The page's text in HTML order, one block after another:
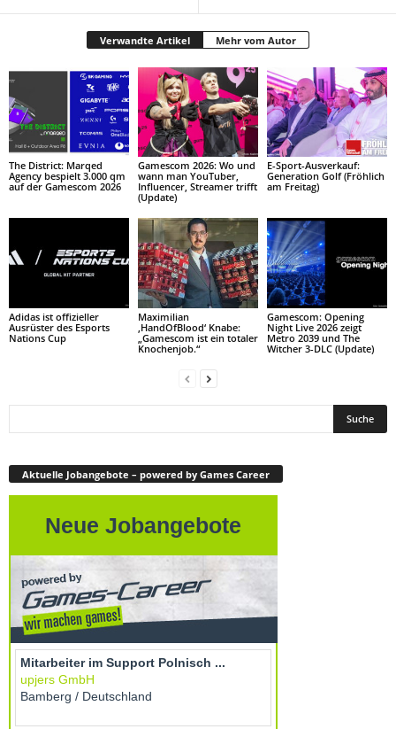
Verwandte Artikel Mehr vom Autor
The District: Marqed
Agency bespielt 3.000 qm
auf der Gamescom 2026
Gamescom 2026: Wo und
wann man YouTuber,
Influencer, Streamer trifft
(Update)
E-Sport-Ausverkauf:
Generation Golf (Fröhlich
am Freitag)
Adidas ist offizieller
Ausrüster des Esports
Nations Cup
Maximilian
‚HandOfBlood‘ Knabe:
„Gamescom ist ein totaler
Knochenjob.“
Gamescom: Opening
Night Live 2026 zeigt
Metro 2039 und The
Witcher 3-DLC (Update)
Aktuelle Jobangebote – powered by Games Career